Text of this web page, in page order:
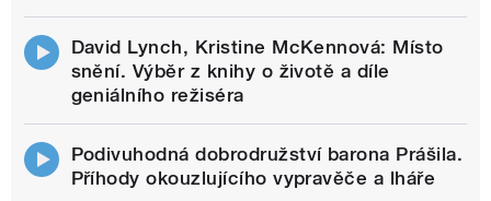
David Lynch, Kristine McKennová: Místo
snění. Výběr z knihy o životě a díle
geniálního režiséra
Podivuhodná dobrodružství barona Prášila.
Příhody okouzlujícího vypravěče a lháře